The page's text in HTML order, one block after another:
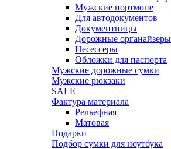
Мужские портмоне
Для автодокументов
Документницы
Дорожные органайзеры
Несессеры
Обложки для паспорта
Мужские дорожные сумки
Мужские рюкзаки
SALE
Фактура материала
Рельефная
Матовая
Подарки
Подбор сумки для ноутбука